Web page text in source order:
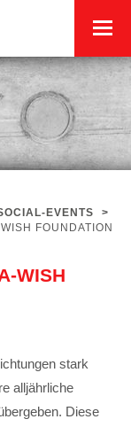
EVENTS
>
FOUNDATION
WISH
stark
alljährliche
Diese